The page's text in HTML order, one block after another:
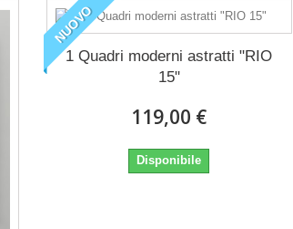
NUOVO
1 Quadri moderni astratti "RIO
15"
119,00 €
Disponibile